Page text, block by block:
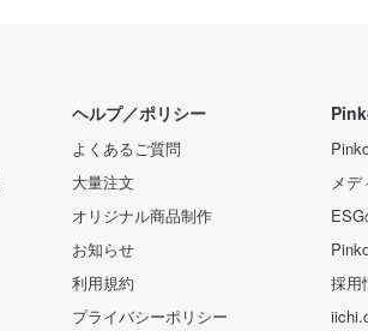
ヘルプ／ポリシー
よくあるご質問
大量注文
オリジナル商品制作
お知らせ
利用規約
プライバシーポリシー
メデ
採用